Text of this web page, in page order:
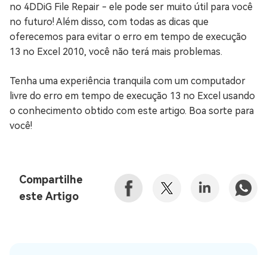
no 4DDiG File Repair - ele pode ser muito útil para você
no futuro! Além disso, com todas as dicas que
oferecemos para evitar o erro em tempo de execução
13 no Excel 2010, você não terá mais problemas.
Tenha uma experiência tranquila com um computador
livre do erro em tempo de execução 13 no Excel usando
o conhecimento obtido com este artigo. Boa sorte para
você!
Compartilhe
este Artigo